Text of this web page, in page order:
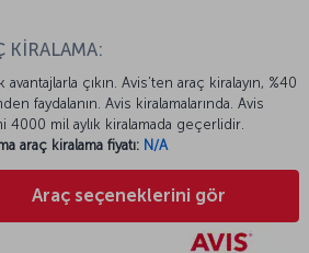
KİRALAMA:
avantajlarla çıkın. Avis’ten araç kiralayın, %40
faydalanın. Avis kiralamalarında. Avis
4000 mil aylık kiralamada geçerlidir.
araç kiralama fiyatı: N/A
Araç seçeneklerini gör